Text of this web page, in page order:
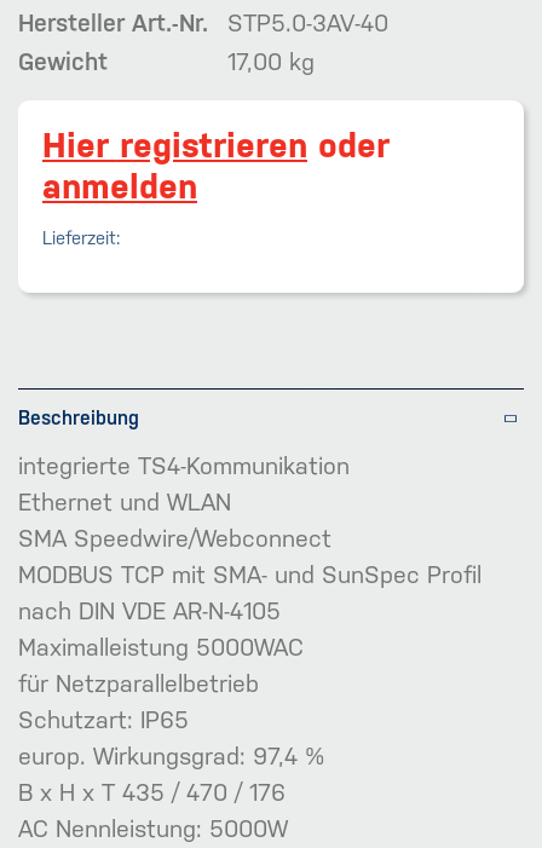
Hersteller Art.-Nr.
STP5.0-3AV-40
Gewicht
17,00 kg
Hier registrieren oder
anmelden
Lieferzeit:
Beschreibung
integrierte TS4-Kommunikation
Ethernet und WLAN
SMA Speedwire/Webconnect
MODBUS TCP mit SMA- und SunSpec Profil
nach DIN VDE AR-N-4105
Maximalleistung 5000WAC
für Netzparallelbetrieb
Schutzart: IP65
europ. Wirkungsgrad: 97,4 %
B x H x T 435 / 470 / 176
AC Nennleistung: 5000W